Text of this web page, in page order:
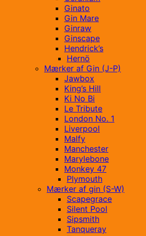
Ginato
Gin Mare
Ginraw
Ginscape
Hendrick’s
Hernö
Mærker af Gin (J-P)
Jawbox
King’s Hill
Ki No Bi
Le Tribute
London No. 1
Liverpool
Malfy
Manchester
Marylebone
Monkey 47
Plymouth
Mærker af gin (S-W)
Scapegrace
Silent Pool
Sipsmith
Tanqueray